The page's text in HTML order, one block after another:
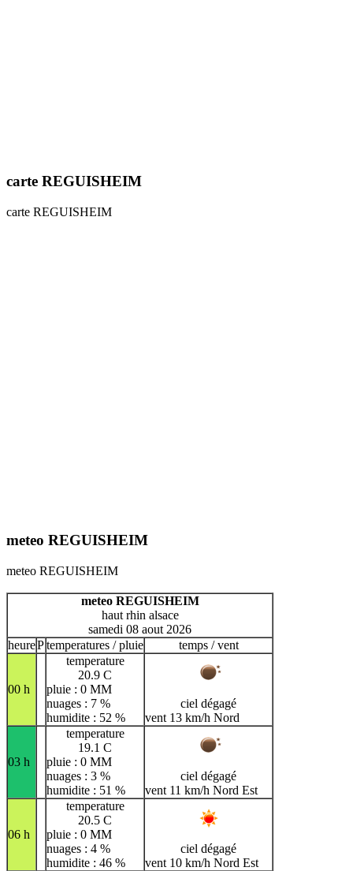
carte REGUISHEIM
carte REGUISHEIM
meteo REGUISHEIM
meteo REGUISHEIM
meteo REGUISHEIM
haut rhin alsace
samedi 08 aout 2026
heurePtemperatures / pluie temps / vent
00 h
temperature
20.9 C
pluie : 0 MM
nuages : 7 %
humidite : 52 %
ciel dégagé
vent 13 km/h Nord
03 h
temperature
19.1 C
pluie : 0 MM
nuages : 3 %
humidite : 51 %
ciel dégagé
vent 11 km/h Nord Est
06 h
temperature
20.5 C
pluie : 0 MM
nuages : 4 %
humidite : 46 %
ciel dégagé
vent 10 km/h Nord Est